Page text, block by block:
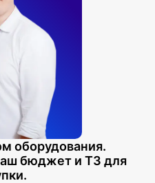
оборудования.
бюджет и ТЗ для